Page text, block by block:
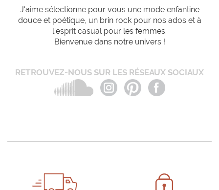
J'aime sélectionne pour vous une mode enfantine
douce et poétique, un brin rock pour nos ados et à
l'esprit casual pour les femmes.
Bienvenue dans notre univers !
RETROUVEZ-NOUS SUR LES RÉSEAUX SOCIAUX